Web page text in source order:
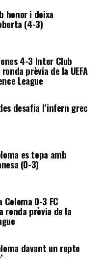
honor i deixa
(4-3)
4-3 Inter Club
prèvia de la UEFA
League
desafia l’infern grec
es topa amb
(0-3)
Coloma 0-3 FC
ronda prèvia de la
davant un repte